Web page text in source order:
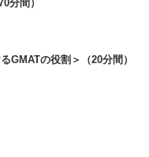
分間）
GMATの役割＞（20分間）